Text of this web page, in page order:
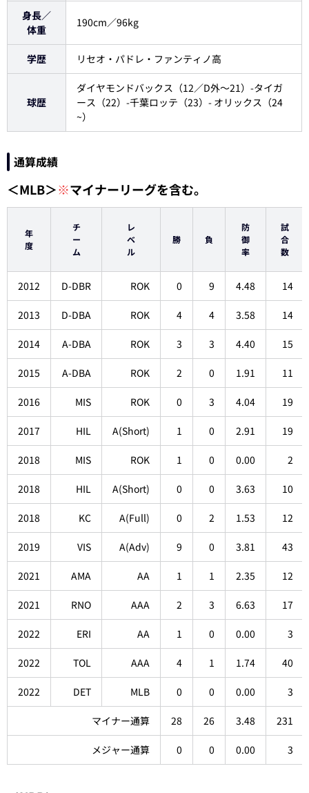
身長／
体重
190cm／96kg
学歴 リセオ・パドレ・ファンティノ高
球歴
ダイヤモンドバックス（12／D外～21）-タイガ
ース（22）-千葉ロッテ（23）- オリックス（24
~）
通算成績
＜MLB＞※マイナーリーグを含む。
年
度
チ
ー
ム
レ
ベ
ル
勝 負
防
御
率
試
合
数
2012 D-DBR ROK 0 9 4.48 14
2013 D-DBA ROK 4 4 3.58 14
2014 A-DBA ROK 3 3 4.40 15
2015 A-DBA ROK 2 0 1.91 11
2016 MIS ROK 0 3 4.04 19
2017 HIL A(Short) 1 0 2.91 19
2018 MIS ROK 1 0 0.00 2
2018 HIL A(Short) 0 0 3.63 10
2018 KC A(Full) 0 2 1.53 12
2019 VIS A(Adv) 9 0 3.81 43
2021 AMA AA 1 1 2.35 12
2021 RNO AAA 2 3 6.63 17
2022 ERI AA 1 0 0.00 3
2022 TOL AAA 4 1 1.74 40
2022 DET MLB 0 0 0.00 3
マイナー通算 28 26 3.48 231
メジャー通算 0 0 0.00 3